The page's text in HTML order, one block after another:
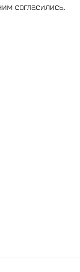
согласились.